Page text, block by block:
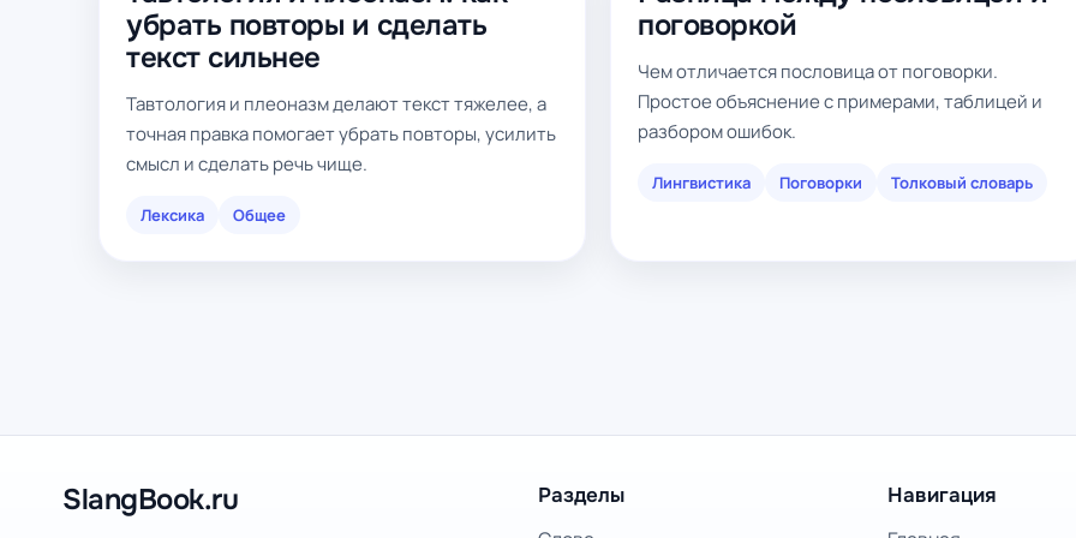
убрать повторы и сделать
текст сильнее
Тавтология и плеоназм делают текст тяжелее, а
точная правка помогает убрать повторы, усилить
смысл и сделать речь чище.
Лексика Общее
поговоркой
Чем отличается пословица от поговорки.
Простое объяснение с примерами, таблицей и
разбором ошибок.
Лингвистика Поговорки Толковый словарь
SlangBook.ru Разделы Навигация